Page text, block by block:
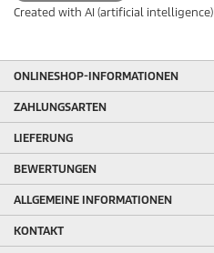
Created with AI (artificial intelligence)
ONLINESHOP-INFORMATIONEN
ZAHLUNGSARTEN
LIEFERUNG
BEWERTUNGEN
ALLGEMEINE INFORMATIONEN
KONTAKT